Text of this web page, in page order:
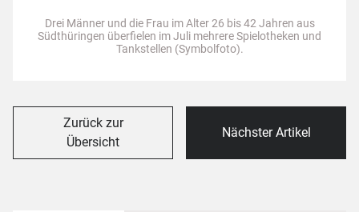
Drei Männer und die Frau im Alter 26 bis 42 Jahren aus
Südthüringen überfielen im Juli mehrere Spielotheken und
Tankstellen (Symbolfoto).
Zurück zur
Übersicht
Nächster Artikel